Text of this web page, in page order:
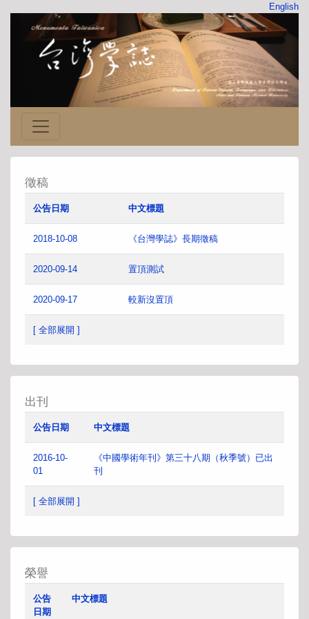
English
徵稿
公告日期 中文標題
2018-10-08 《台灣學誌》長期徵稿
2020-09-14 置頂測試
2020-09-17 較新沒置頂
[ 全部展開 ]
出刊
公告日期 中文標題
2016-10-
01
《中國學術年刊》第三十八期（秋季號）已出
刊
[ 全部展開 ]
榮譽
公告
日期
中文標題